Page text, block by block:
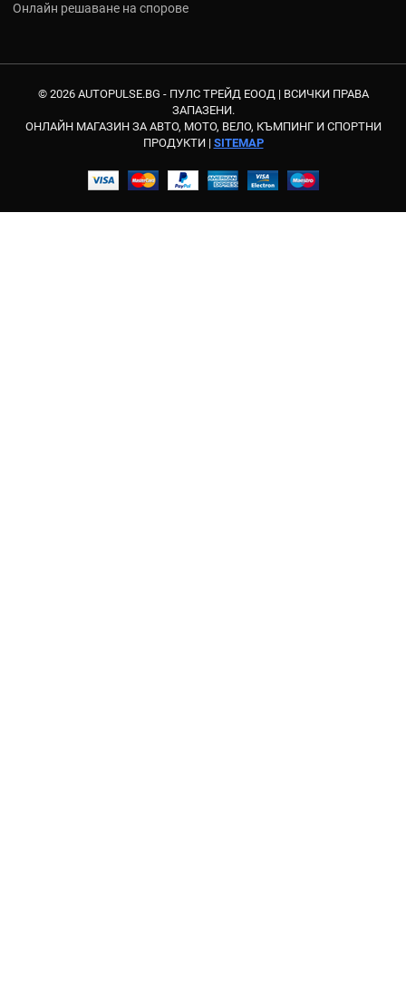
Онлайн решаване на спорове
© 2026 AUTOPULSE.BG - ПУЛС ТРЕЙД ЕООД | ВСИЧКИ ПРАВА
ЗАПАЗЕНИ.
ОНЛАЙН МАГАЗИН ЗА АВТО, МОТО, ВЕЛО, КЪМПИНГ И СПОРТНИ
ПРОДУКТИ | SITEMAP